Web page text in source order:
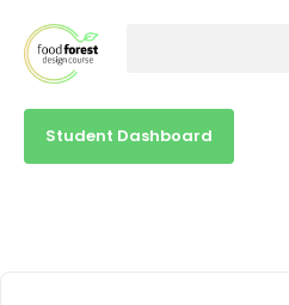
Student Dashboard